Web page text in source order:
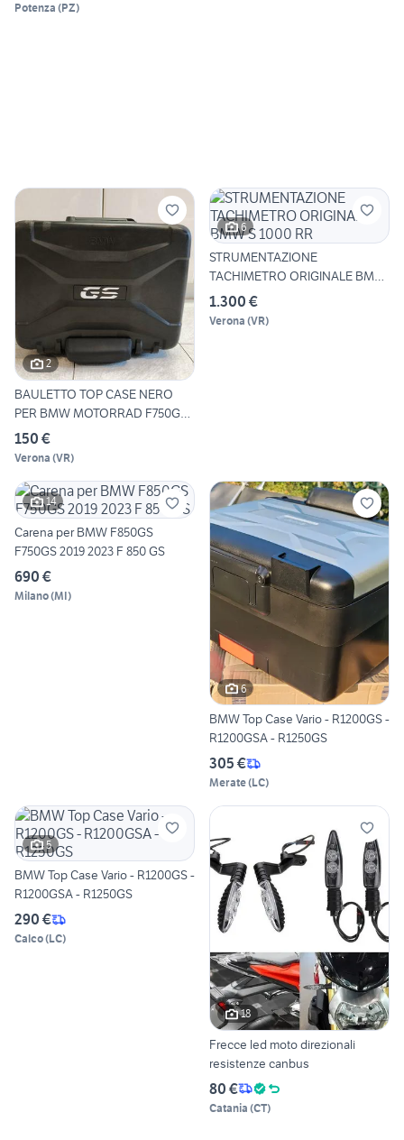
Potenza (PZ)
2
BAULETTO TOP CASE NERO
PER BMW MOTORRAD F750GS /
F
150 €
Verona (VR)
6
STRUMENTAZIONE
TACHIMETRO ORIGINALE BMW
S 1000 RR
1.300 €
Verona (VR)
14
Carena per BMW F850GS
F750GS 2019 2023 F 850 GS
690 €
Milano(MI)
6
BMW Top Case Vario - R1200GS -
R1200GSA - R1250GS
305 €
Merate(LC)
5
BMW Top Case Vario - R1200GS -
R1200GSA - R1250GS
290 €
Calco(LC)
18
Frecce led moto direzionali
resistenze canbus
80 €
Catania (CT)